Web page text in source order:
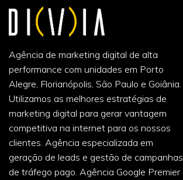
Agência de marketing digital de alta
performance com unidades em Porto
Alegre, Florianópolis, São Paulo e Goiânia.
Utilizamos as melhores estratégias de
marketing digital para gerar vantagem
competitiva na internet para os nossos
clientes. Agência especializada em
geração de leads e gestão de campanhas
de tráfego pago. Agência Google Premier